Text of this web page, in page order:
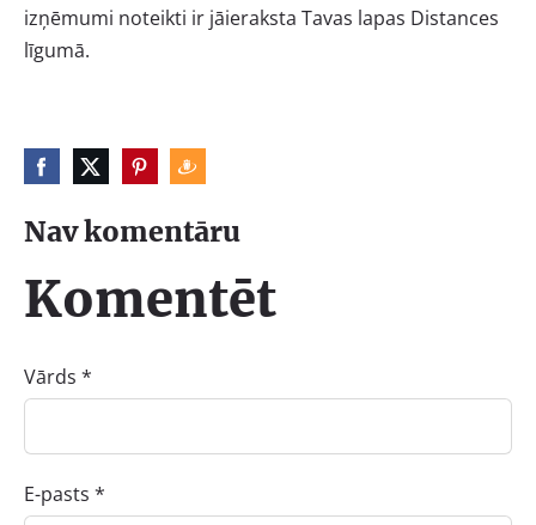
izņēmumi noteikti ir jāieraksta Tavas lapas Distances
līgumā.
Nav komentāru
Komentēt
Vārds *
E-pasts *